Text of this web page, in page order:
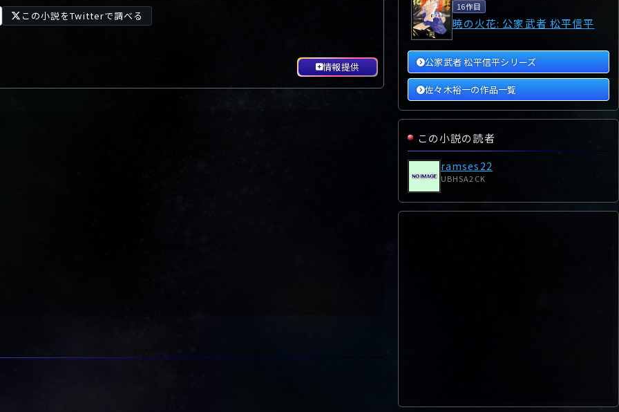
この小説をTwitterで調べる
情報提供
16作目
暁の火花: 公家武者 松平信平
公家武者 松平信平シリーズ
佐々木裕一の作品一覧
この小説の読者
ramses22
UBHSA2CK